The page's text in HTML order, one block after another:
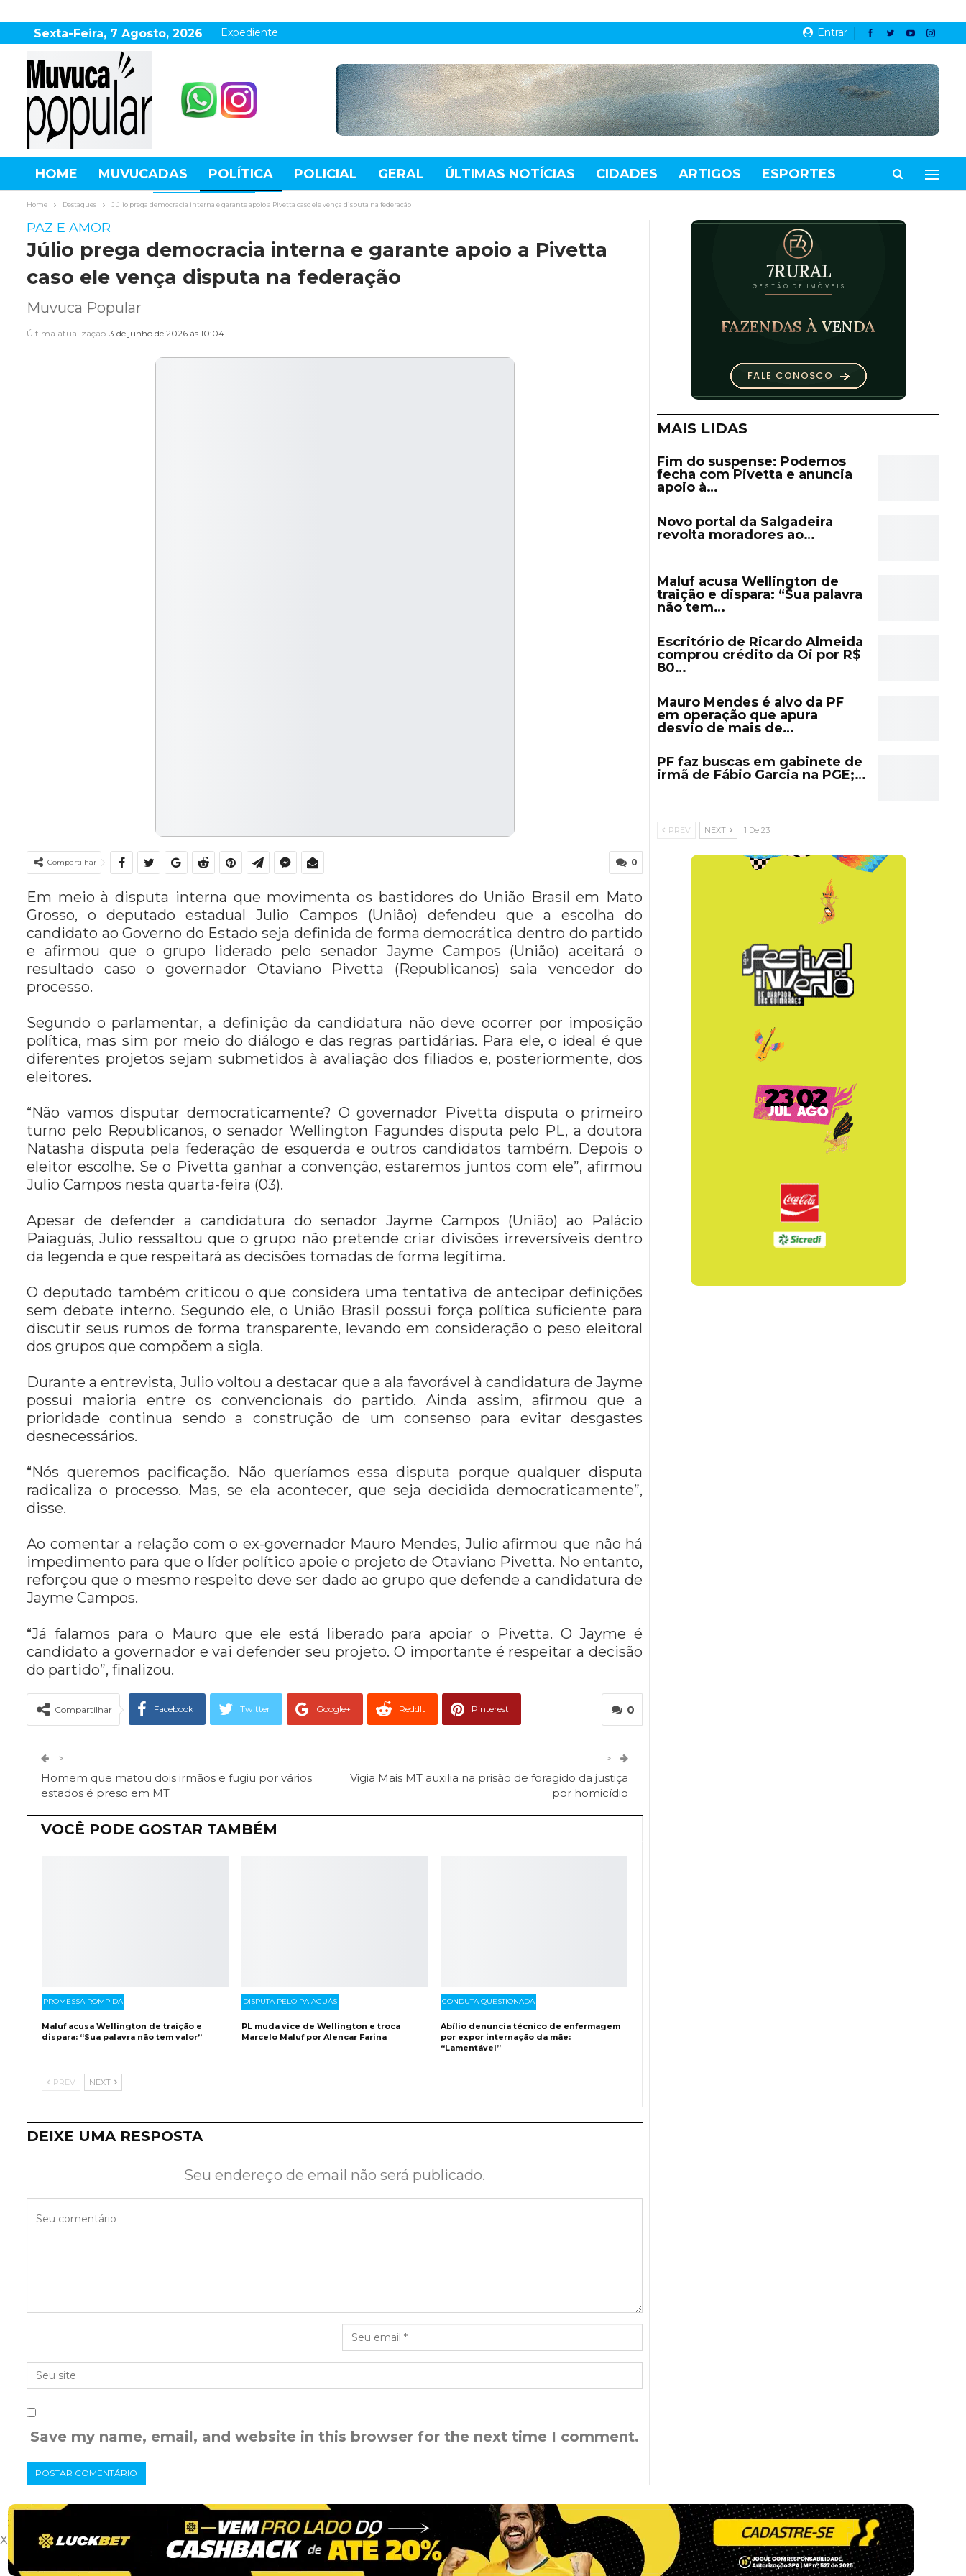
Entrar
Sexta-Feira, 7 Agosto, 2026 Expediente
HOME MUVUCADAS POLÍTICA POLICIAL GERAL ÚLTIMAS NOTÍCIAS CIDADES ARTIGOS ESPORTES
AGRONEGÓCIO DESTAQUES ESPORTE MUNDO
Home Destaques Júlio prega democracia interna e garante apoio a Pivetta caso ele vença disputa na federação
PAZ E AMOR
Júlio prega democracia interna e garante apoio a Pivetta
caso ele vença disputa na federação
Muvuca Popular
Última atualização 3 de junho de 2026 às 10:04
0
Compartilhar
Em meio à disputa interna que movimenta os bastidores do União Brasil em Mato
Grosso, o deputado estadual Julio Campos (União) defendeu que a escolha do
candidato ao Governo do Estado seja definida de forma democrática dentro do partido
e afirmou que o grupo liderado pelo senador Jayme Campos (União) aceitará o
resultado caso o governador Otaviano Pivetta (Republicanos) saia vencedor do
processo.
Segundo o parlamentar, a definição da candidatura não deve ocorrer por imposição
política, mas sim por meio do diálogo e das regras partidárias. Para ele, o ideal é que
diferentes projetos sejam submetidos à avaliação dos filiados e, posteriormente, dos
eleitores.
“Não vamos disputar democraticamente? O governador Pivetta disputa o primeiro
turno pelo Republicanos, o senador Wellington Fagundes disputa pelo PL, a doutora
Natasha disputa pela federação de esquerda e outros candidatos também. Depois o
eleitor escolhe. Se o Pivetta ganhar a convenção, estaremos juntos com ele”, afirmou
Julio Campos nesta quarta-feira (03).
Apesar de defender a candidatura do senador Jayme Campos (União) ao Palácio
Paiaguás, Julio ressaltou que o grupo não pretende criar divisões irreversíveis dentro
da legenda e que respeitará as decisões tomadas de forma legítima.
O deputado também criticou o que considera uma tentativa de antecipar definições
sem debate interno. Segundo ele, o União Brasil possui força política suficiente para
discutir seus rumos de forma transparente, levando em consideração o peso eleitoral
dos grupos que compõem a sigla.
Durante a entrevista, Julio voltou a destacar que a ala favorável à candidatura de Jayme
possui maioria entre os convencionais do partido. Ainda assim, afirmou que a
prioridade continua sendo a construção de um consenso para evitar desgastes
desnecessários.
“Nós queremos pacificação. Não queríamos essa disputa porque qualquer disputa
radicaliza o processo. Mas, se ela acontecer, que seja decidida democraticamente”,
disse.
Ao comentar a relação com o ex-governador Mauro Mendes, Julio afirmou que não há
impedimento para que o líder político apoie o projeto de Otaviano Pivetta. No entanto,
reforçou que o mesmo respeito deve ser dado ao grupo que defende a candidatura de
Jayme Campos.
“Já falamos para o Mauro que ele está liberado para apoiar o Pivetta. O Jayme é
candidato a governador e vai defender seu projeto. O importante é respeitar a decisão
do partido”, finalizou.
0
Compartilhar Facebook Twitter Google+ ReddIt Pinterest
>
Homem que matou dois irmãos e fugiu por vários
estados é preso em MT
>
Vigia Mais MT auxilia na prisão de foragido da justiça
por homicídio
VOCÊ PODE GOSTAR TAMBÉM
PROMESSA ROMPIDA
Maluf acusa Wellington de traição e
dispara: “Sua palavra não tem valor”
DISPUTA PELO PAIAGUÁS
PL muda vice de Wellington e troca
Marcelo Maluf por Alencar Farina
CONDUTA QUESTIONADA
Abílio denuncia técnico de enfermagem
por expor internação da mãe:
“Lamentável”
PREV NEXT
DEIXE UMA RESPOSTA
Seu endereço de email não será publicado.
Save my name, email, and website in this browser for the next time I comment.
MAIS LIDAS
Fim do suspense: Podemos
fecha com Pivetta e anuncia
apoio à…
Novo portal da Salgadeira
revolta moradores ao…
Maluf acusa Wellington de
traição e dispara: “Sua palavra
não tem…
Escritório de Ricardo Almeida
comprou crédito da Oi por R$
80…
Mauro Mendes é alvo da PF
em operação que apura
desvio de mais de…
PF faz buscas em gabinete de
irmã de Fábio Garcia na PGE;…
PREV NEXT 1 De 23
x